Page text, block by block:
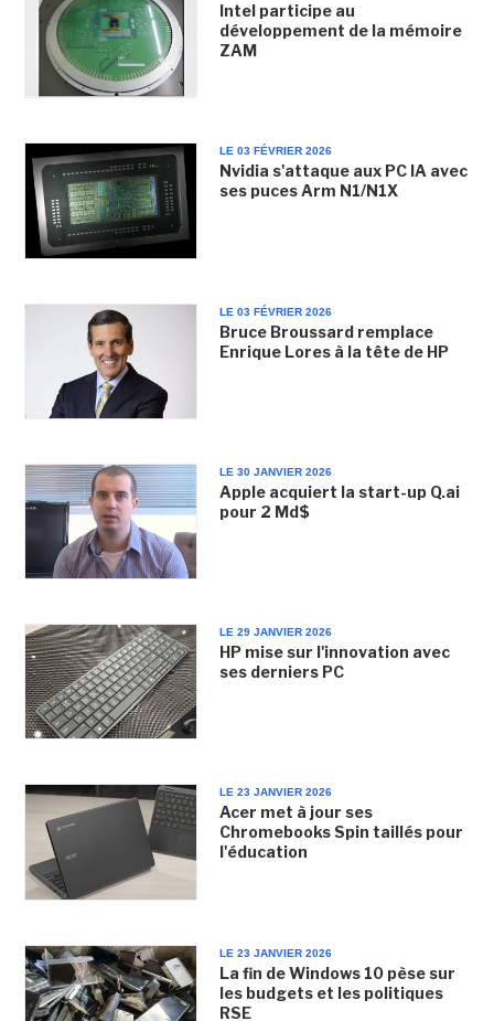
Intel participe au
développement de la mémoire
ZAM
LE 03 FÉVRIER 2026
Nvidia s'attaque aux PC IA avec
ses puces Arm N1/N1X
LE 03 FÉVRIER 2026
Bruce Broussard remplace
Enrique Lores à la tête de HP
LE 30 JANVIER 2026
Apple acquiert la start-up Q.ai
pour 2 Md$
LE 29 JANVIER 2026
HP mise sur l'innovation avec
ses derniers PC
LE 23 JANVIER 2026
Acer met à jour ses
Chromebooks Spin taillés pour
l'éducation
LE 23 JANVIER 2026
La fin de Windows 10 pèse sur
les budgets et les politiques
RSE